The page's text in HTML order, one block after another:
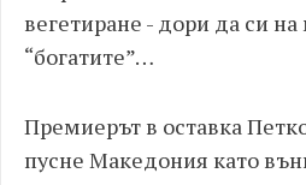
вегетиране - дори да си на
“богатите”…
Премиерът в оставка
пусне Македония като